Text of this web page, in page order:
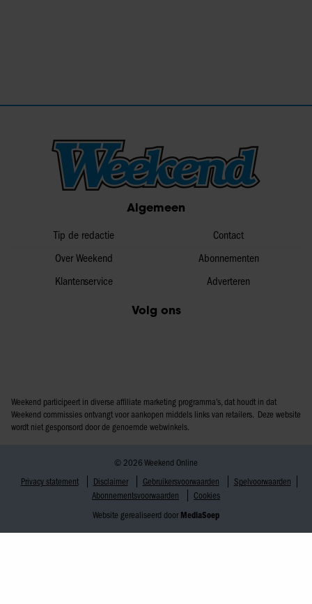
Algemeen
Tip de redactie
Over Weekend
Klantenservice
Contact
Abonnementen
Adverteren
Volg ons
Weekend participeert in diverse affiliate marketing programma’s, dat houdt in dat
Weekend commissies ontvangt voor aankopen middels links van retailers. Deze website
wordt niet gesponsord door de genoemde webwinkels.
© 2026 Weekend Online
Privacy statement
Disclaimer Gebruikersvoorwaarden
Spelvoorwaarden
Abonnementsvoorwaarden
Cookies
Website gerealiseerd door MediaSoep